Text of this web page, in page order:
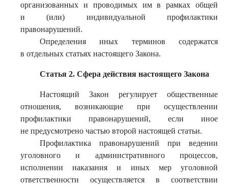
организованных и проводимых им в рамках общей
и (или) индивидуальной профилактики
правонарушений.
Определения иных терминов содержатся
в отдельных статьях настоящего Закона.
Статья 2. Сфера действия настоящего Закона
Настоящий Закон регулирует общественные
отношения, возникающие при осуществлении
профилактики правонарушений, если иное
не предусмотрено частью второй настоящей статьи.
Профилактика правонарушений при ведении
уголовного и административного процессов,
исполнении наказания и иных мер уголовной
ответственности осуществляется в соответствии